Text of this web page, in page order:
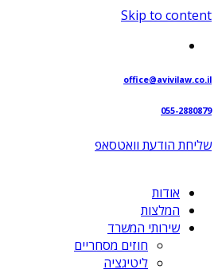
Skip to content
office@avivilaw.co.il
055-2880879
שליחת הודעת וואטסאפ⁩
אודות
המלצות
שירותי המשרד
חוזים מסחריים
ליטיגציה